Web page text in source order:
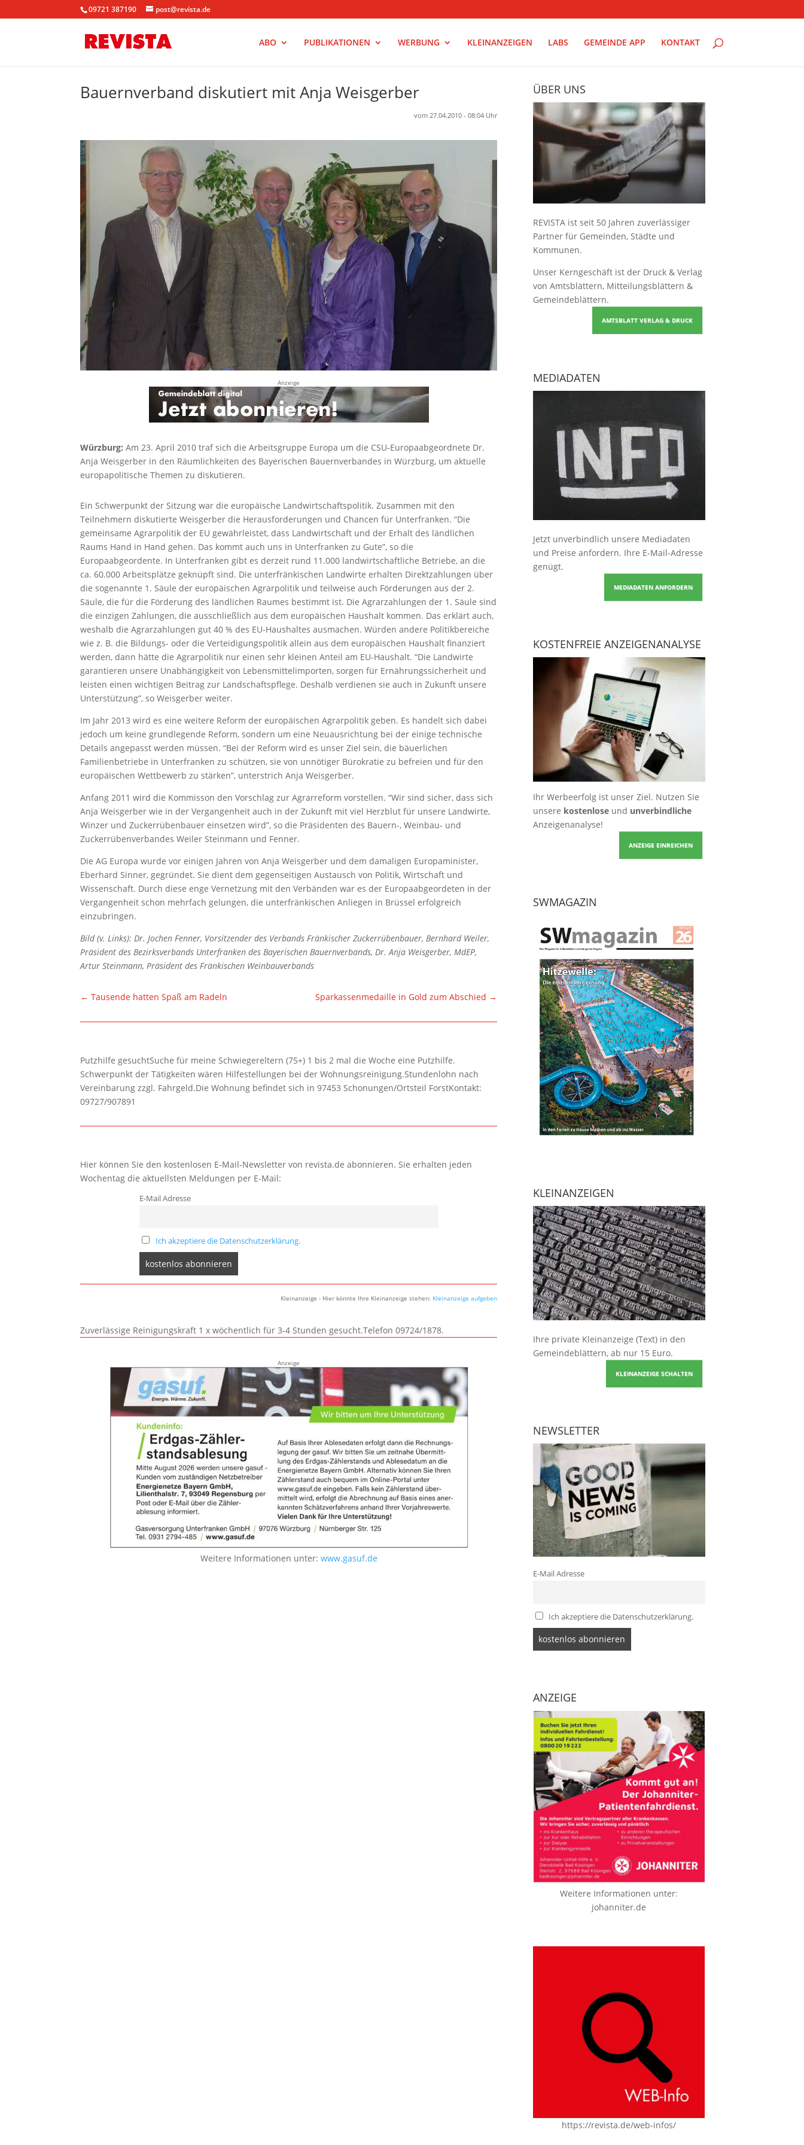
09721 387190 post@revista.de
ABO PUBLIKATIONEN WERBUNG KLEINANZEIGEN LABS GEMEINDE APP KONTAKT
Bauernverband diskutiert mit Anja Weisgerber
vom 27.04.2010 - 08:04 Uhr
Anzeige
Würzburg:Am 23. April 2010 traf sich die Arbeitsgruppe Europa um die CSU-Europaabgeordnete Dr.
Anja Weisgerber in den Räumlichkeiten des Bayerischen Bauernverbandes in Würzburg, um aktuelle
europapolitische Themen zu diskutieren.
Ein Schwerpunkt der Sitzung war die europäische Landwirtschaftspolitik. Zusammen mit den
Teilnehmern diskutierte Weisgerber die Herausforderungen und Chancen für Unterfranken. “Die
gemeinsame Agrarpolitik der EU gewährleistet, dass Landwirtschaft und der Erhalt des ländlichen
Raums Hand in Hand gehen. Das kommt auch uns in Unterfranken zu Gute”, so die
Europaabgeordente. In Unterfranken gibt es derzeit rund 11.000 landwirtschaftliche Betriebe, an die
ca. 60.000 Arbeitsplätze geknüpft sind. Die unterfränkischen Landwirte erhalten Direktzahlungen über
die sogenannte 1. Säule der europäischen Agrarpolitik und teilweise auch Förderungen aus der 2.
Säule, die für die Förderung des ländlichen Raumes bestimmt ist. Die Agrarzahlungen der 1. Säule sind
die einzigen Zahlungen, die ausschließlich aus dem europäischen Haushalt kommen. Das erklärt auch,
weshalb die Agrarzahlungen gut 40 % des EU-Haushaltes ausmachen. Würden andere Politikbereiche
wie z. B. die Bildungs- oder die Verteidigungspolitik allein aus dem europäischen Haushalt finanziert
werden, dann hätte die Agrarpolitik nur einen sehr kleinen Anteil am EU-Haushalt. “Die Landwirte
garantieren unsere Unabhängigkeit von Lebensmittelimporten, sorgen für Ernährungssicherheit und
leisten einen wichtigen Beitrag zur Landschaftspflege. Deshalb verdienen sie auch in Zukunft unsere
Unterstützung”, so Weisgerber weiter.
Im Jahr 2013 wird es eine weitere Reform der europäischen Agrarpolitik geben. Es handelt sich dabei
jedoch um keine grundlegende Reform, sondern um eine Neuausrichtung bei der einige technische
Details angepasst werden müssen. “Bei der Reform wird es unser Ziel sein, die bäuerlichen
Familienbetriebe in Unterfranken zu schützen, sie von unnötiger Bürokratie zu befreien und für den
europäischen Wettbewerb zu stärken”, unterstrich Anja Weisgerber.
Anfang 2011 wird die Kommisson den Vorschlag zur Agrarreform vorstellen. “Wir sind sicher, dass sich
Anja Weisgerber wie in der Vergangenheit auch in der Zukunft mit viel Herzblut für unsere Landwirte,
Winzer und Zuckerrübenbauer einsetzen wird”, so die Präsidenten des Bauern-, Weinbau- und
Zuckerrübenverbandes Weiler Steinmann und Fenner.
Die AG Europa wurde vor einigen Jahren von Anja Weisgerber und dem damaligen Europaminister,
Eberhard Sinner, gegründet. Sie dient dem gegenseitigen Austausch von Politik, Wirtschaft und
Wissenschaft. Durch diese enge Vernetzung mit den Verbänden war es der Europaabgeordeten in der
Vergangenheit schon mehrfach gelungen, die unterfränkischen Anliegen in Brüssel erfolgreich
einzubringen.
Bild (v. Links): Dr. Jochen Fenner, Vorsitzender des Verbands Fränkischer Zuckerrübenbauer, Bernhard Weiler,
Präsident des Bezirksverbands Unterfranken des Bayerischen Bauernverbands, Dr. Anja Weisgerber, MdEP,
Artur Steinmann, Präsident des Fränkischen Weinbauverbands
←Tausende hatten Spaß am Radeln Sparkassenmedaille in Gold zum Abschied →
Putzhilfe gesuchtSuche für meine Schwiegereltern (75+) 1 bis 2 mal die Woche eine Putzhilfe.
Schwerpunkt der Tätigkeiten wären Hilfestellungen bei der Wohnungsreinigung.Stundenlohn nach
Vereinbarung zzgl. Fahrgeld.Die Wohnung befindet sich in 97453 Schonungen/Ortsteil ForstKontakt:
09727/907891
Hier können Sie den kostenlosen E-Mail-Newsletter von revista.de abonnieren. Sie erhalten jeden
Wochentag die aktuellsten Meldungen per E-Mail:
E-Mail Adresse
Ich akzeptiere die Datenschutzerklärung.
Kleinanzeige - Hier könnte Ihre Kleinanzeige stehen: Kleinanzeige aufgeben
Zuverlässige Reinigungskraft 1 x wöchentlich für 3-4 Stunden gesucht.Telefon 09724/1878.
Anzeige
Weitere Informationen unter: www.gasuf.de
ÜBER UNS
REVISTA ist seit 50 Jahren zuverlässiger
Partner für Gemeinden, Städte und
Kommunen.
Unser Kerngeschäft ist der Druck & Verlag
von Amtsblättern, Mitteilungsblättern &
Gemeindeblättern.
AMTSBLATT VERLAG & DRUCK
MEDIADATEN
Jetzt unverbindlich unsere Mediadaten
und Preise anfordern. Ihre E-Mail-Adresse
genügt.
MEDIADATEN ANFORDERN
KOSTENFREIE ANZEIGENANALYSE
Ihr Werbeerfolg ist unser Ziel. Nutzen Sie
unsere kostenloseund unverbindliche
Anzeigenanalyse!
ANZEIGE EINREICHEN
SWMAGAZIN
KLEINANZEIGEN
Ihre private Kleinanzeige (Text) in den
Gemeindeblättern, ab nur 15 Euro.
KLEINANZEIGE SCHALTEN
NEWSLETTER
E-Mail Adresse
Ich akzeptiere die Datenschutzerklärung.
ANZEIGE
Weitere Informationen unter:
johanniter.de
https://revista.de/web-infos/